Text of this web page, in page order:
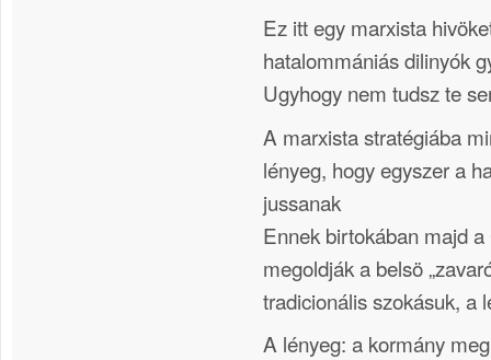
Ez itt egy marxista
hatalommániás dilinyók
Ugyhogy nem tudsz te
A marxista stratégiába
lényeg, hogy egyszer a
jussanak
Ennek birtokában majd
megoldják a belsö
tradicionális szokásuk, a
A lényeg: a kormány